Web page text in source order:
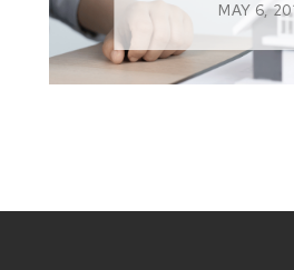
MAY 6,